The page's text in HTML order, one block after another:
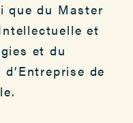
que du Master
et
et du
de